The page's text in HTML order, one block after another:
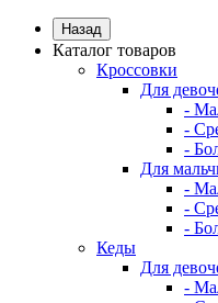
Назад
Каталог товаров
Кроссовки
Для
-
-
-
Для
-
-
-
Кеды
Для
-